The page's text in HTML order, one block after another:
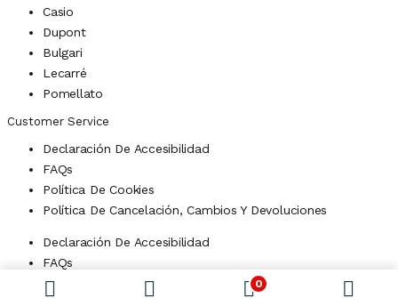
Casio
Dupont
Bulgari
Lecarré
Pomellato
Customer Service
Declaración De Accesibilidad
FAQs
Política De Cookies
Política De Cancelación, Cambios Y Devoluciones
Declaración De Accesibilidad
FAQs
Política De Cookies
0